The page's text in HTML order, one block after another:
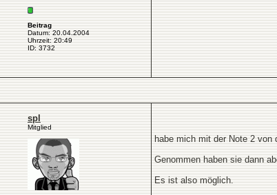
Beitrag
Datum: 20.04.2004
Uhrzeit: 20:49
ID: 3732
spl
Mitglied
habe mich mit der Note 2
Genommen haben sie dann
Es ist also möglich.